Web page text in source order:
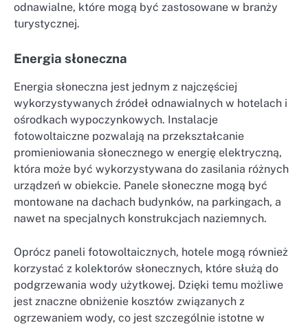
odnawialne, które mogą być zastosowane w branży
turystycznej.
Energia słoneczna
Energia słoneczna jest jednym z najczęściej
wykorzystywanych źródeł odnawialnych w hotelach i
ośrodkach wypoczynkowych. Instalacje
fotowoltaiczne pozwalają na przekształcanie
promieniowania słonecznego w energię elektryczną,
która może być wykorzystywana do zasilania różnych
urządzeń w obiekcie. Panele słoneczne mogą być
montowane na dachach budynków, na parkingach, a
nawet na specjalnych konstrukcjach naziemnych.
Oprócz paneli fotowoltaicznych, hotele mogą również
korzystać z kolektorów słonecznych, które służą do
podgrzewania wody użytkowej. Dzięki temu możliwe
jest znaczne obniżenie kosztów związanych z
ogrzewaniem wody, co jest szczególnie istotne w